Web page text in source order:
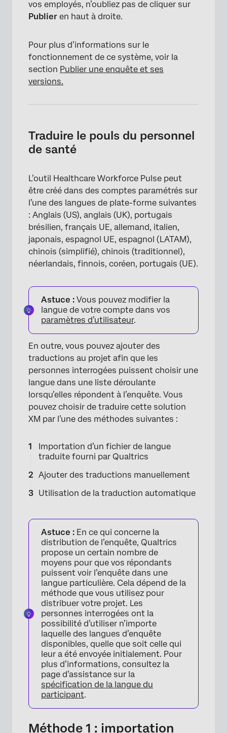
vos employés, n’oubliez pas de cliquer sur
Publier en haut à droite.
Pour plus d’informations sur le
fonctionnement de ce système, voir la
section Publier une enquête et ses
versions.
Traduire le pouls du personnel
de santé
L’outil Healthcare Workforce Pulse peut
être créé dans des comptes paramétrés sur
l’une des langues de plate-forme suivantes
: Anglais (US), anglais (UK), portugais
brésilien, français UE, allemand, italien,
japonais, espagnol UE, espagnol (LATAM),
chinois (simplifié), chinois (traditionnel),
néerlandais, finnois, coréen, portugais (UE).
Astuce : Vous pouvez modifier la
langue de votre compte dans vos
paramètres d’utilisateur.
En outre, vous pouvez ajouter des
traductions au projet afin que les
personnes interrogées puissent choisir une
langue dans une liste déroulante
lorsqu’elles répondent à l’enquête. Vous
pouvez choisir de traduire cette solution
XM par l’une des méthodes suivantes :
Importation d’un fichier de langue
traduite fourni par Qualtrics
Ajouter des traductions manuellement
Utilisation de la traduction automatique
Astuce : En ce qui concerne la
distribution de l’enquête, Qualtrics
propose un certain nombre de
moyens pour que vos répondants
puissent voir l’enquête dans une
langue particulière. Cela dépend de la
méthode que vous utilisez pour
distribuer votre projet. Les
personnes interrogées ont la
possibilité d’utiliser n’importe
laquelle des langues d’enquête
disponibles, quelle que soit celle qui
leur a été envoyée initialement. Pour
plus d’informations, consultez la
page d’assistance sur la
spécification de la langue du
participant.
Méthode 1 : importation